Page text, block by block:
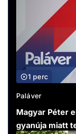
1 perc
Paláver
Magyar Péter
gyanúja miatt